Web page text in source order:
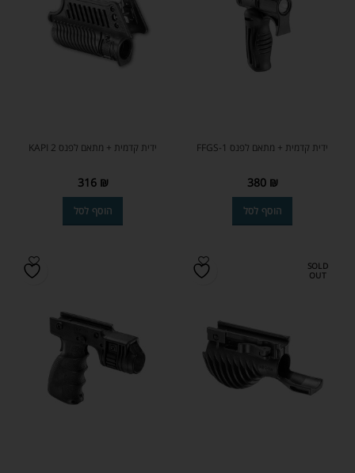
ידית קדמית + מתאם לפנס FFGS-1
380 ₪
הוסף לסל
ידית קדמית + מתאם לפנס KAPI 2
316 ₪
הוסף לסל
SOLD
OUT